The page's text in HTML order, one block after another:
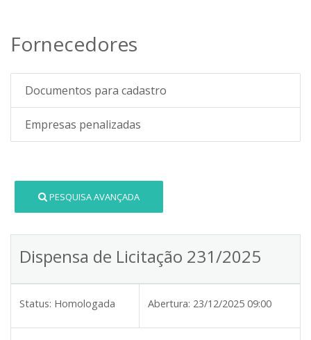
Fornecedores
Documentos para cadastro
Empresas penalizadas
PESQUISA AVANÇADA
Dispensa de Licitação 231/2025
Status: Homologada Abertura: 23/12/2025 09:00